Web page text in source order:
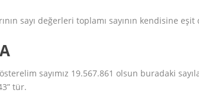
sayı değerleri toplamı sayının kendisine
sayımız 19.567.861 olsun buradaki
tür.